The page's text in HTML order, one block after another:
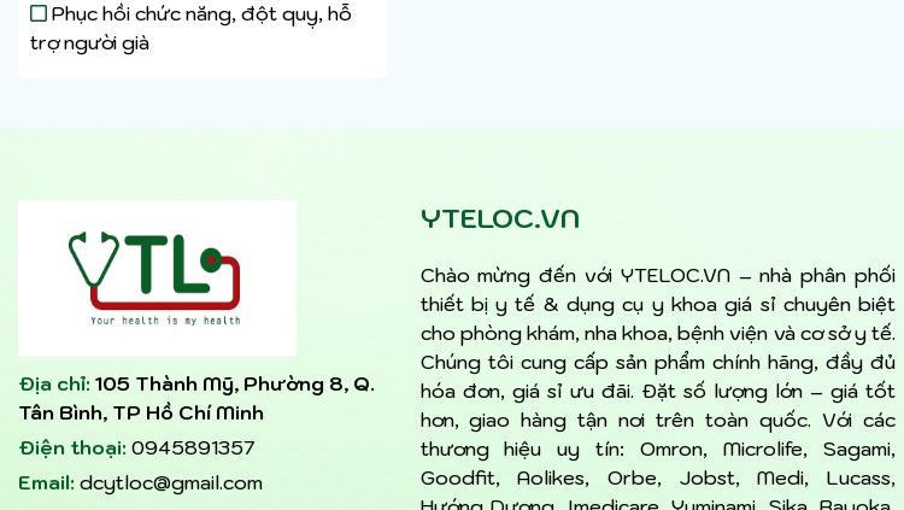
Phục hồi chức năng, đột quỵ, hỗ
trợ người già
Địa chỉ: 105 Thành Mỹ, Phường 8, Q.
Tân Bình, TP Hồ Chí Minh
Điện thoại: 0945891357
Email: dcytloc@gmail.com
YTELOC.VN
Chào mừng đến với YTELOC.VN – nhà phân phối
thiết bị y tế & dụng cụ y khoa giá sỉ chuyên biệt
cho phòng khám, nha khoa, bệnh viện và cơ sở y tế.
Chúng tôi cung cấp sản phẩm chính hãng, đầy đủ
hóa đơn, giá sỉ ưu đãi. Đặt số lượng lớn – giá tốt
hơn, giao hàng tận nơi trên toàn quốc. Với các
thương hiệu uy tín: Omron, Microlife, Sagami,
Goodfit, Aolikes, Orbe, Jobst, Medi, Lucass,